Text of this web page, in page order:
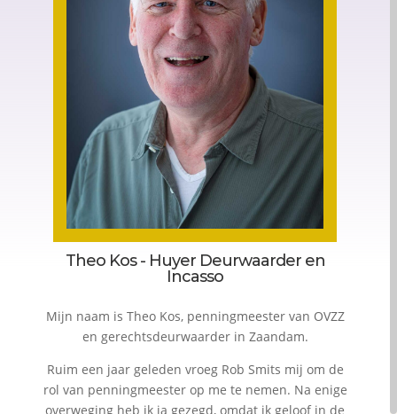
Theo Kos - Huyer Deurwaarder en
Incasso
Mijn naam is Theo Kos, penningmeester van OVZZ
en gerechtsdeurwaarder in Zaandam.
Ruim een jaar geleden vroeg Rob Smits mij om de
rol van penningmeester op me te nemen. Na enige
overweging heb ik ja gezegd, omdat ik geloof in de